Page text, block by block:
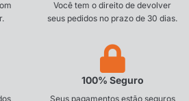
Você tem o direito de devolver
seus pedidos no prazo de 30 dias.
100% Seguro
Seus pagamentos estão seguros